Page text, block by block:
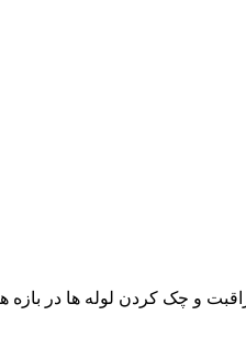
و چک کردن لوله ها در